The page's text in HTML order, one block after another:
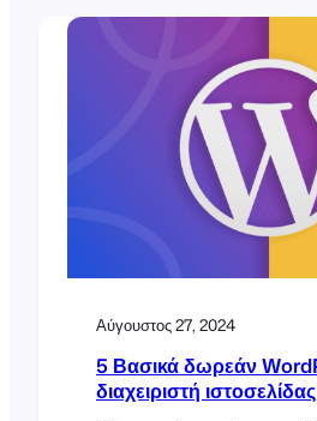
FooEvents. Θα σας
εξάγετε τις παραγγελίες σας,
μορφοποιήσετε ως CSV και
στο FooEvents για να
εισιτήρια που συνδέονται με
παραγγελίες. Ας
Αύγουστος 27, 2024
5 Βασικά δωρεάν
διαχειριστή